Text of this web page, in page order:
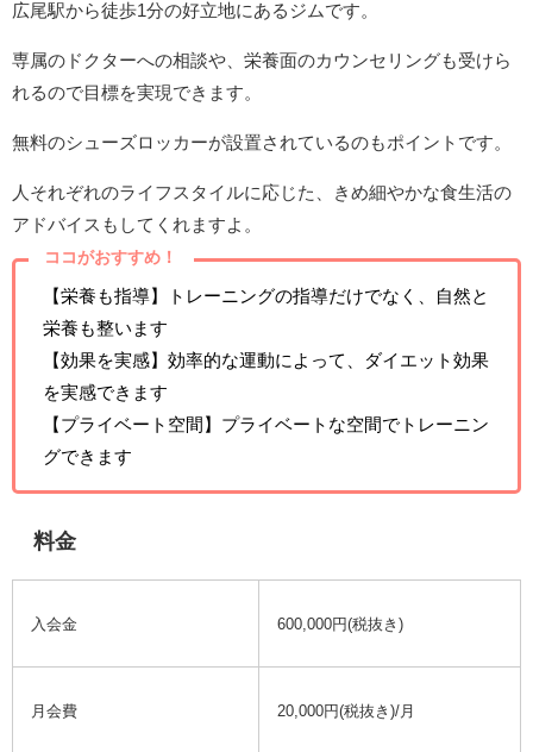
広尾駅から徒歩1分の好立地にあるジムです。
専属のドクターへの相談や、栄養面のカウンセリングも受けら
れるので目標を実現できます。
無料のシューズロッカーが設置されているのもポイントです。
人それぞれのライフスタイルに応じた、きめ細やかな食生活の
アドバイスもしてくれますよ。
ココがおすすめ！
【栄養も指導】トレーニングの指導だけでなく、自然と
栄養も整います
【効果を実感】効率的な運動によって、ダイエット効果
を実感できます
【プライベート空間】プライベートな空間でトレーニン
グできます
料金
入会金 600,000円(税抜き)
月会費 20,000円(税抜き)/月